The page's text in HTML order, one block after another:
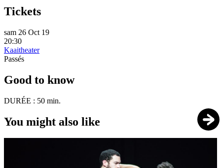
Tickets
sam 26 Oct 19
20:30
Kaaitheater
Passés
Good to know
DURÉE : 50 min.
You might also like